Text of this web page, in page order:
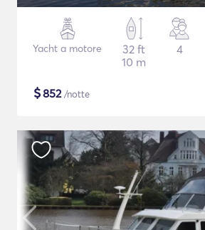
Yacht a motore
32 ft
10 m
4
$852/notte